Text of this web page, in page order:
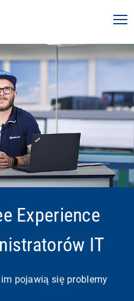
Experience
IT
pojawią się problemy